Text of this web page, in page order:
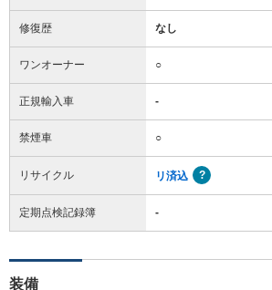
修復歴 なし
ワンオーナー ○
正規輸入車 -
禁煙車 ○
リサイクル リ済込
定期点検記録簿 -
装備